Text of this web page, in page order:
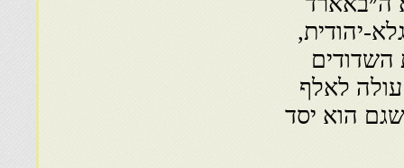
יהודית,
השדודים
לאלף
הוא יסד